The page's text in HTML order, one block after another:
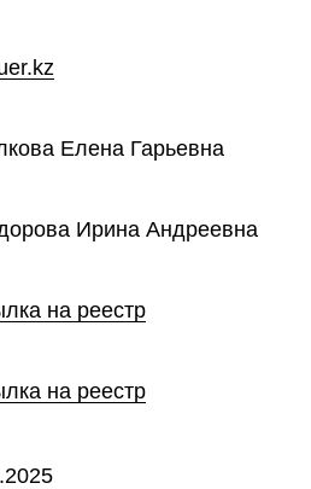
Елена Гарьевна
Ирина Андреевна
на реестр
на реестр